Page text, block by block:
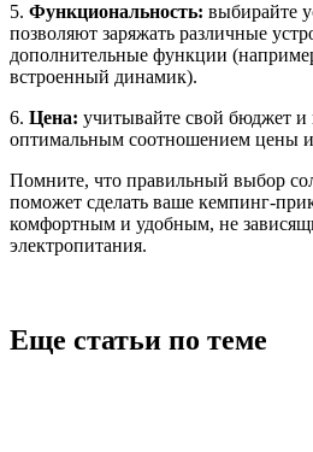
5. Функциональность: выбирайте
позволяют заряжать различные
дополнительные функции
встроенный динамик).
6. Цена: учитывайте свой бюджет
оптимальным соотношением цены и
Помните, что правильный выбор
поможет сделать ваше кемпинг-
комфортным и удобным, не
электропитания.
Еще статьи по теме